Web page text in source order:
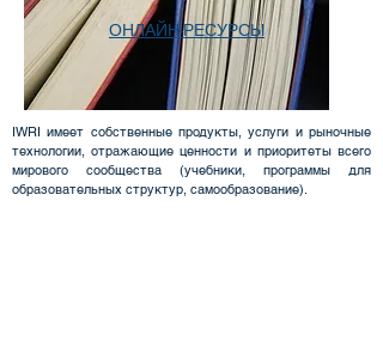
ОНЛАЙН-РЕСУРСЫ
IWRI имеет собственные продукты, услуги и рыночные
технологии, отражающие ценности и приоритеты всего
мирового сообщества (учебники, программы для
образовательных структур, самообразование).